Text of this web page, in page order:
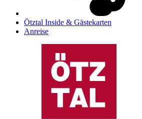
Ötztal Inside & Gästekarten
Anreise